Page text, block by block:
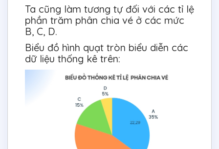
Ta cũng làm tương tự đối với các tỉ lệ
phần trăm phân chia vé ở các mức
B, C, D.
Biểu đồ hình quạt tròn biểu diễn các
dữ liệu thống kê trên: